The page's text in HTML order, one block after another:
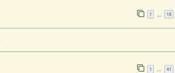
1 18
1 … 41